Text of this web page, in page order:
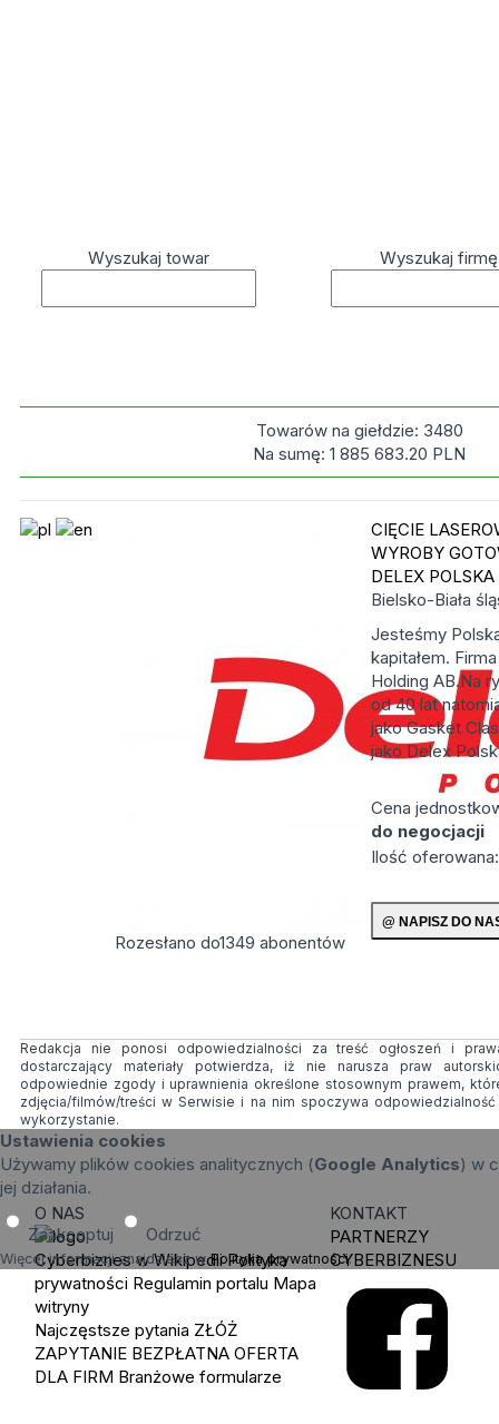
Wyszukaj towar Wyszukaj firmę
Towarów na giełdzie: 3480
Na sumę:1 885 683.20 PLN
Rozesłano do1349 abonentów
CIĘCIE
WYROBY
DELEX POLSKA
Bielsko-Biała
Jesteśmy
kapitałem.
Holding AB.Na
od 40 lat
jako Gasket
jako Delex
Cena
do negocjacji
Ilość
Redakcja nie ponosi odpowiedzialności za treść ogłoszeń i
dostarczający materiały potwierdza, iż nie narusza praw
odpowiednie zgody i uprawnienia określone stosownym prawem,
zdjęcia/filmów/treści w Serwisie i na nim spoczywa
wykorzystanie.
Ustawienia cookies
Używamy plików cookies analitycznych (Google Analytics) w
jej działania.
Zaakceptuj Odrzuć
Więcej informacji znajdziesz wPolityka prywatności.
O NAS
Cyberbiznes w Wikipedii Polityka
prywatności Regulamin portalu Mapa
witryny
Najczęstsze pytania ZŁÓŻ
ZAPYTANIE BEZPŁATNA OFERTA
DLA FIRM Branżowe formularze
KONTAKT
PARTNERZY
CYBERBIZNESU